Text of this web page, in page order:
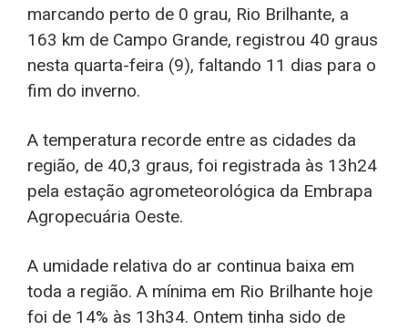
marcando perto de 0 grau, Rio Brilhante, a
163 km de Campo Grande, registrou 40 graus
nesta quarta-feira (9), faltando 11 dias para o
fim do inverno.
A temperatura recorde entre as cidades da
região, de 40,3 graus, foi registrada às 13h24
pela estação agrometeorológica da Embrapa
Agropecuária Oeste.
A umidade relativa do ar continua baixa em
toda a região. A mínima em Rio Brilhante hoje
foi de 14% às 13h34. Ontem tinha sido de